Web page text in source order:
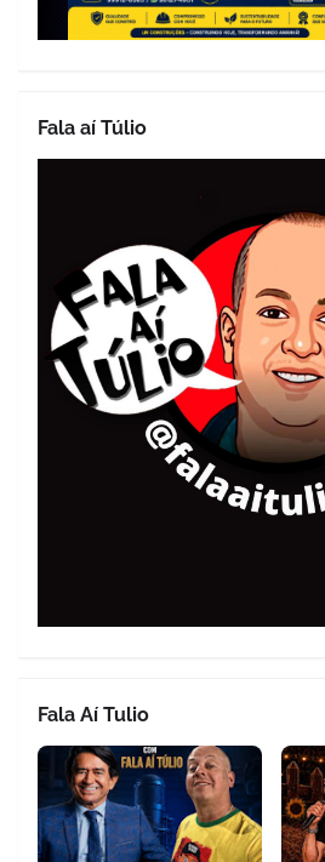
Fala aí Túlio
Fala Aí Tulio